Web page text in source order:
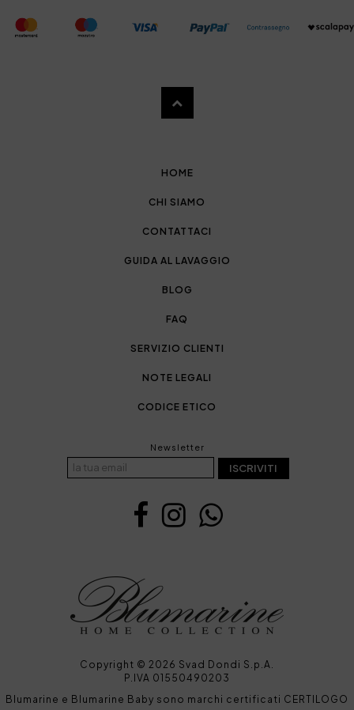
HOME
CHI SIAMO
CONTATTACI
GUIDA AL LAVAGGIO
BLOG
FAQ
SERVIZIO CLIENTI
NOTE LEGALI
CODICE ETICO
Newsletter
ISCRIVITI
Copyright © 2026 Svad Dondi S.p.A.
P.IVA 01550490203
Blumarine e Blumarine Baby sono marchi certificati CERTILOGO